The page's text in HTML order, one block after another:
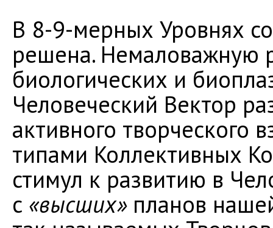
В 8-9-мерных Уровнях
решена. Немаловажную
биологических и
Человеческий Вектор
активного творческого
типами Коллективных
стимул к развитию в
с «высших»планов